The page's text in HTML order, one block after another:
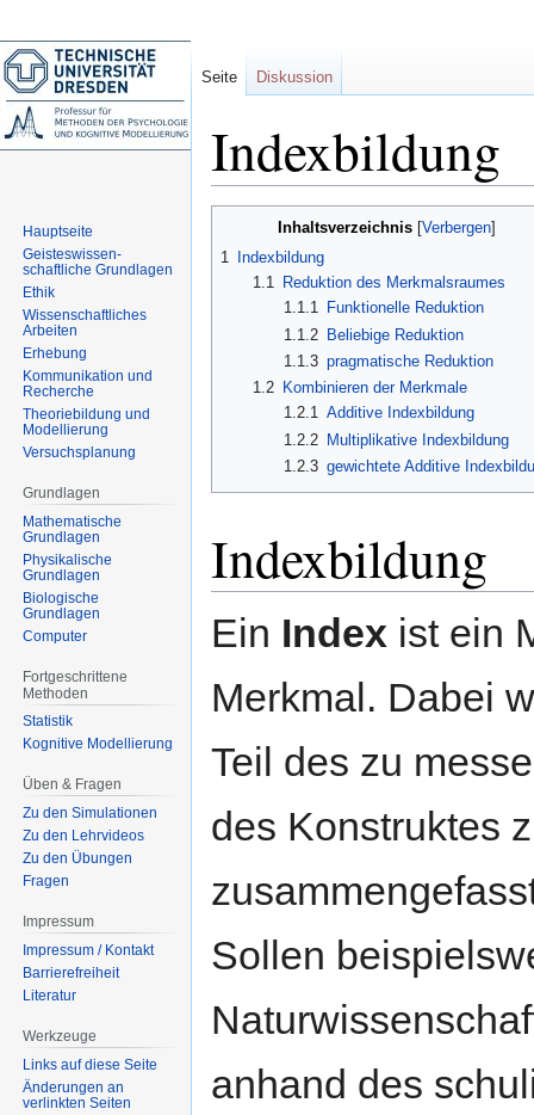
Indexbildung
Inhaltsverzeichnis
1
Indexbildung
1.1
Reduktion des Merkmalsraumes
1.1.1 Funktionelle Reduktion
1.1.2 Beliebige Reduktion
1.1.3 pragmatische Reduktion
1.2
Kombinieren der Merkmale
1.2.1 Additive Indexbildung
1.2.2 Multiplikative Indexbildung
1.2.3 gewichtete Additive
Indexbildung
Ein Index ist ein
Merkmal. Dabei
Teil des zu
des Konstruktes
Sollen
anhand des
Seite Diskussion
Hauptseite
Geisteswissen-
schaftliche Grundlagen
Ethik
Wissenschaftliches
Arbeiten
Erhebung
Kommunikation und
Recherche
Theoriebildung und
Modellierung
Versuchsplanung
Grundlagen
Mathematische
Grundlagen
Physikalische
Grundlagen
Biologische
Grundlagen
Computer
Fortgeschrittene
Methoden
Statistik
Kognitive Modellierung
Üben & Fragen
Zu den Simulationen
Zu den Lehrvideos
Zu den Übungen
Fragen
Impressum
Impressum / Kontakt
Barrierefreiheit
Literatur
Werkzeuge
Links auf diese Seite
Änderungen an
verlinkten Seiten